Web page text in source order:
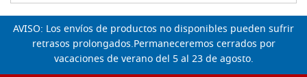
AVISO: Los envíos de productos no disponibles pueden sufrir
retrasos prolongados.Permaneceremos cerrados por
vacaciones de verano del 5 al 23 de agosto.